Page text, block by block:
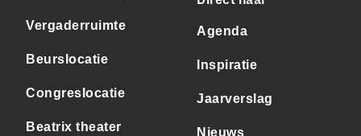
Vergaderruimte
Beurslocatie
Congreslocatie
Beatrix theater
Agenda
Inspiratie
Jaarverslag
Nieuws